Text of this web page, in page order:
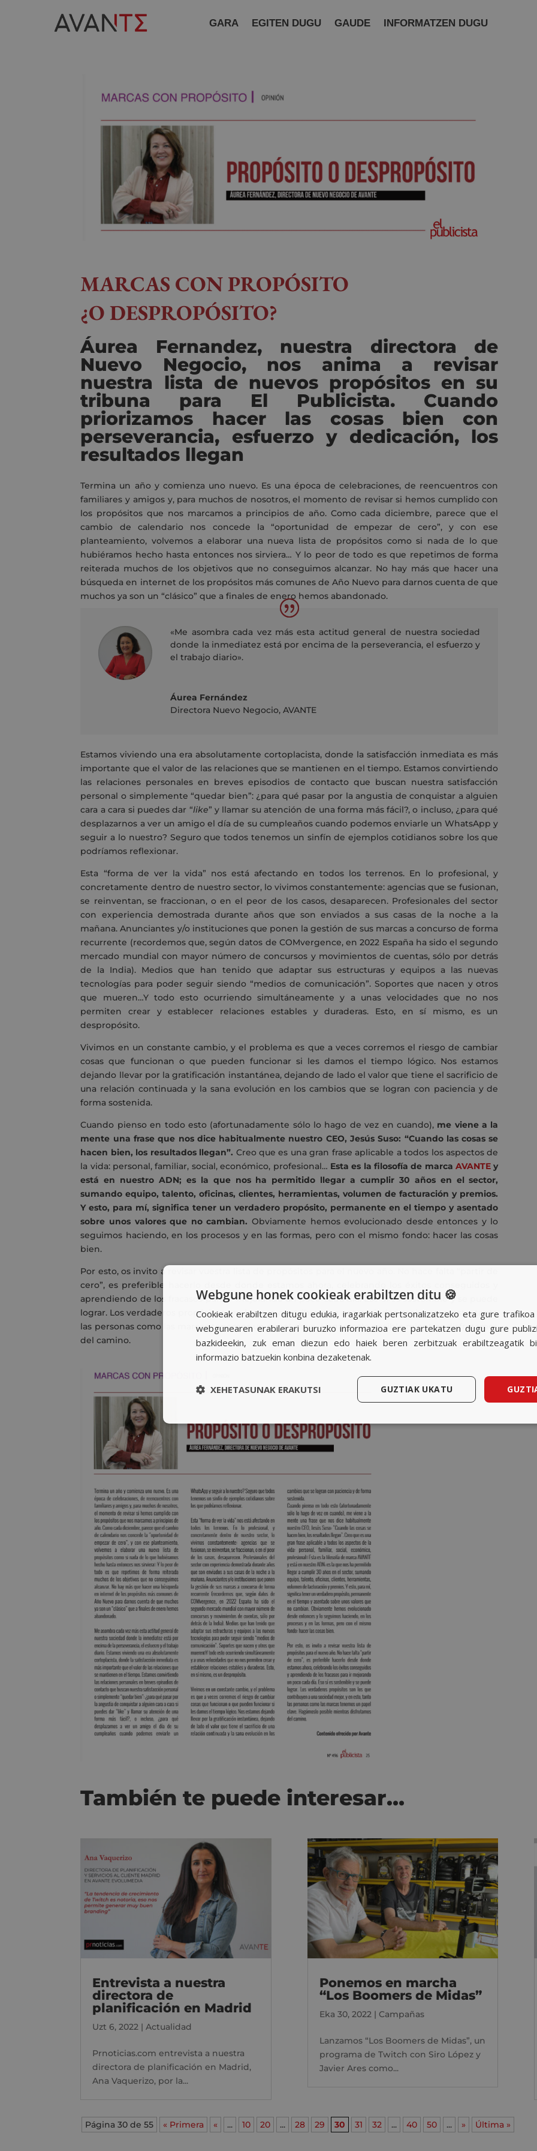
GARA EGITEN DUGU GAUDE INFORMATZEN DUGU
MARCAS CON PROPÓSITO
¿O DESPROPÓSITO?
Áurea Fernandez, nuestra directora de
Nuevo Negocio, nos anima a revisar
nuestra lista de nuevos propósitos en su
tribuna para El Publicista. Cuando
priorizamos hacer las cosas bien con
perseverancia, esfuerzo y dedicación, los
resultados llegan
Termina un año y comienza uno nuevo. Es una época de celebraciones, de reencuentros con
familiares y amigos y, para muchos de nosotros, el momento de revisar si hemos cumplido con
los propósitos que nos marcamos a principios de año. Como cada diciembre, parece que el
cambio de calendario nos concede la “oportunidad de empezar de cero”, y con ese
planteamiento, volvemos a elaborar una nueva lista de propósitos como si nada de lo que
hubiéramos hecho hasta entonces nos sirviera… Y lo peor de todo es que repetimos de forma
reiterada muchos de los objetivos que no conseguimos alcanzar. No hay más que hacer una
búsqueda en internet de los propósitos más comunes de Año Nuevo para darnos cuenta de que
muchos ya son un “clásico” que a finales de enero hemos abandonado.
«Me asombra cada vez más esta actitud general de nuestra sociedad
donde la inmediatez está por encima de la perseverancia, el esfuerzo y
el trabajo diario».
Áurea Fernández
Directora Nuevo Negocio, AVANTE
Estamos viviendo una era absolutamente cortoplacista, donde la satisfacción inmediata es más
importante que el valor de las relaciones que se mantienen en el tiempo. Estamos convirtiendo
las relaciones personales en breves episodios de contacto que buscan nuestra satisfacción
personal o simplemente “quedar bien”: ¿para qué pasar por la angustia de conquistar a alguien
cara a cara si puedes dar “like” y llamar su atención de una forma más fácil?, o incluso, ¿para qué
desplazarnos a ver un amigo el día de su cumpleaños cuando podemos enviarle un WhatsApp y
seguir a lo nuestro? Seguro que todos tenemos un sinfín de ejemplos cotidianos sobre los que
podríamos reflexionar.
Esta “forma de ver la vida” nos está afectando en todos los terrenos. En lo profesional, y
concretamente dentro de nuestro sector, lo vivimos constantemente: agencias que se fusionan,
se reinventan, se fraccionan, o en el peor de los casos, desaparecen. Profesionales del sector
con experiencia demostrada durante años que son enviados a sus casas de la noche a la
mañana. Anunciantes y/o instituciones que ponen la gestión de sus marcas a concurso de forma
recurrente (recordemos que, según datos de COMvergence, en 2022 España ha sido el segundo
mercado mundial con mayor número de concursos y movimientos de cuentas, sólo por detrás
de la India). Medios que han tenido que adaptar sus estructuras y equipos a las nuevas
tecnologías para poder seguir siendo “medios de comunicación”. Soportes que nacen y otros
que mueren…Y todo esto ocurriendo simultáneamente y a unas velocidades que no nos
permiten crear y establecer relaciones estables y duraderas. Esto, en sí mismo, es un
despropósito.
Vivimos en un constante cambio, y el problema es que a veces corremos el riesgo de cambiar
cosas que funcionan o que pueden funcionar si les damos el tiempo lógico. Nos estamos
dejando llevar por la gratificación instantánea, dejando de lado el valor que tiene el sacrificio de
una relación continuada y la sana evolución en los cambios que se logran con paciencia y de
forma sostenida.
Cuando pienso en todo esto (afortunadamente sólo lo hago de vez en cuando), me viene a la
mente una frase que nos dice habitualmente nuestro CEO, Jesús Suso: “Cuando las cosas se
hacen bien, los resultados llegan”. Creo que es una gran frase aplicable a todos los aspectos de
la vida: personal, familiar, social, económico, profesional… Esta es la filosofía de marcaAVANTE y
está en nuestro ADN; es la que nos ha permitido llegar a cumplir 30 años en el sector,
sumando equipo, talento, oficinas, clientes, herramientas, volumen de facturación y premios.
Y esto, para mí, significa tener un verdadero propósito, permanente en el tiempo y asentado
sobre unos valores que no cambian. Obviamente hemos evolucionado desde entonces y lo
seguimos haciendo, en los procesos y en las formas, pero con el mismo fondo: hacer las cosas
bien.
Por esto, os invito a revisar vuestra lista de propósitos para el nuevo año. No hace falta “partir de
cero”, es preferible hacerlo desde donde estamos ahora, celebrando los éxitos conseguidos y
aprendiendo de los fracasos para ir mejorando un poco cada día. Eso sí es sostenible y se puede
lograr. Los verdaderos propósitos son los que contribuyen a una sociedad mejor, y en esto, tanto
las personas como las marcas tenemos un papel clave. Hagámoslo posible mientras disfrutamos
del camino.
También te puede interesar…
Entrevista a nuestra
directora de
planificación en Madrid
Uzt 6, 2022 |Actualidad
Prnoticias.com entrevista a nuestra
directora de planificación en Madrid,
Ana Vaquerizo, por la...
Ponemos en marcha
“Los Boomers de Midas”
Eka 30, 2022| Campañas
Lanzamos “Los Boomers de Midas”, un
programa de Twitch con Siro López y
Javier Ares como...
Página 30 de 55 « Primera « ... 10 20 ... 28 29 30 31 32 ... 40 50 ... » Última »
Webgune honek cookieak erabiltzen ditu 🍪
Cookieak erabiltzen ditugu edukia, iragarkiak pertsonalizatzeko eta gure
webgunearen erabilerari buruzko informazioa ere partekatzen dugu gure
bazkideekin, zuk eman diezun edo haiek beren zerbitzuak erabiltzeagatik
informazio batzuekin konbina dezaketenak.
GUZTIAK UKATU
XEHETASUNAK ERAKUTSI